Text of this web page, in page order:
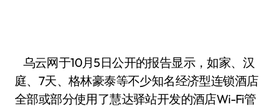
乌云网于10月5日公开的报告显示，如家、汉
庭、7天、格林豪泰等不少知名经济型连锁酒店
全部或部分使用了慧达驿站开发的酒店Wi-Fi管